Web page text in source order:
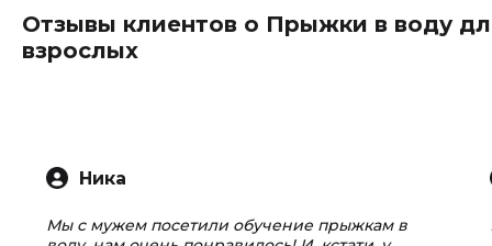
Отзывы клиентов о Прыжки в воду
взрослых
Ника
Мы с мужем посетили обучение прыжкам в